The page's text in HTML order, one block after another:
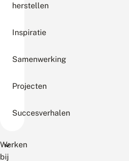
herstellen
Inspiratie
Samenwerking
Projecten
Succesverhalen
Werken
bij